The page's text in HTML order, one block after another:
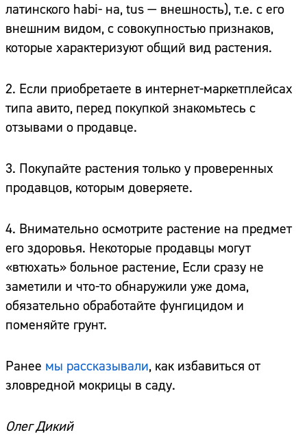
латинского habi- на, tus — внешность), т.е. с его
внешним видом, с совокупностью признаков,
которые характеризуют общий вид растения.
2. Если приобретаете в интернет-маркетплейсах
типа авито, перед покупкой знакомьтесь с
отзывами о продавце.
3. Покупайте растения только у проверенных
продавцов, которым доверяете.
4. Внимательно осмотрите растение на предмет
его здоровья. Некоторые продавцы могут
«втюхать» больное растение, Если сразу не
заметили и что-то обнаружили уже дома,
обязательно обработайте фунгицидом и
поменяйте грунт.
Ранее мы рассказывали, как избавиться от
зловредной мокрицы в саду.
Олег Дикий